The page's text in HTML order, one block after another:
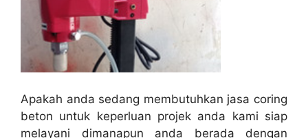
Apakah anda sedang membutuhkan jasa coring
beton untuk keperluan projek anda kami siap
melayani dimanapun anda berada dengan